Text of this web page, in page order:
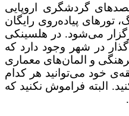
گردشگری اروپایی
پیاده‌روی رایگان
می‌شود. در هلسینکی
در شهر وجود دارد که
و المان‌های معماری
خود می‌توانید هر کدام
البته فراموش نکنید که